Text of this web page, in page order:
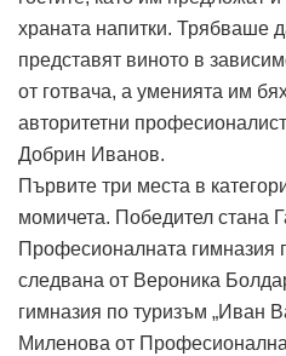
храната напитки. Трябваше
представят виното в
от готвача, а уменията им
авторитетни
Добрин Иванов.
Първите три места в
момичета. Победител стана
Професионалната гимназия
следвана от Вероника
гимназия по туризъм „Иван
Миленова от